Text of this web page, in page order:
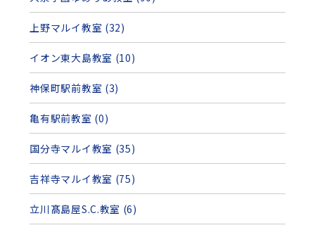
上野マルイ教室 (32)
イオン東大島教室 (10)
神保町駅前教室 (3)
亀有駅前教室 (0)
国分寺マルイ教室 (35)
吉祥寺マルイ教室 (75)
立川髙島屋S.C.教室 (6)